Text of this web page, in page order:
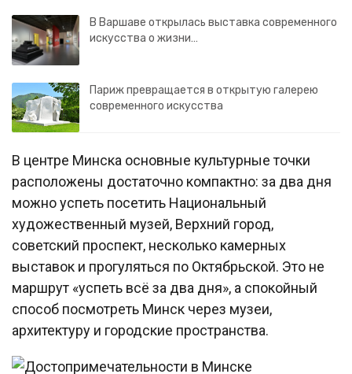
В Варшаве открылась выставка современного
искусства о жизни…
Париж превращается в открытую галерею
современного искусства
В центре Минска основные культурные точки
расположены достаточно компактно: за два дня
можно успеть посетить Национальный
художественный музей, Верхний город,
советский проспект, несколько камерных
выставок и прогуляться по Октябрьской. Это не
маршрут «успеть всё за два дня», а спокойный
способ посмотреть Минск через музеи,
архитектуру и городские пространства.